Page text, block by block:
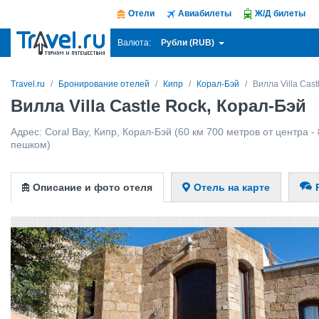
Отели Авиабилеты Ж/Д билеты
Валюта: Рубли (RUB)
Travel.ru Бронирование отелей Кипр Корал-Бэй Вилла Villa
Вилла Villa Castle Rock, Корал-Бэй
Адрес: Coral Bay, Кипр Корал-Бэй (60 км 700 метров от центра
пешком)
Описание и фото отеля Отель на карте